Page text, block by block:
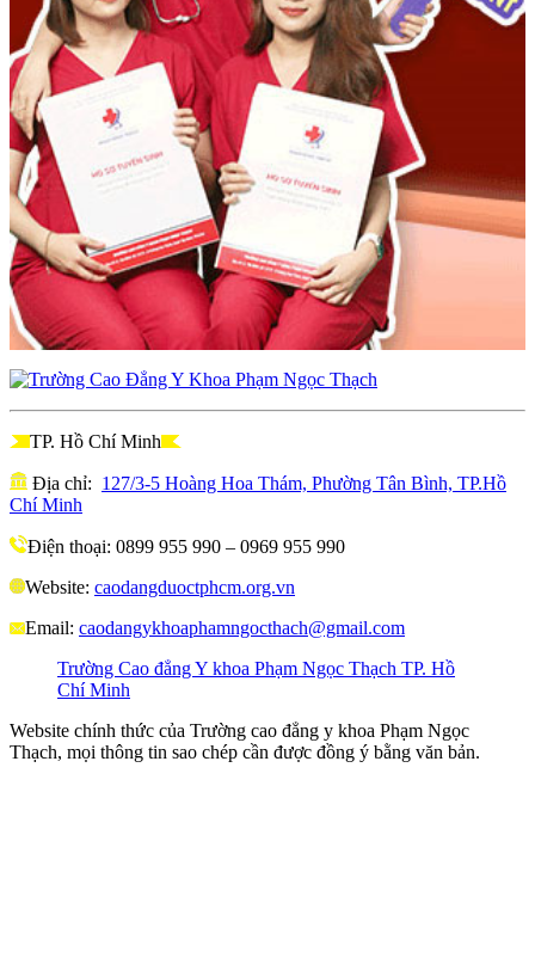
TP. Hồ Chí Minh
Địa chỉ: 127/3-5 Hoàng Hoa Thám, Phường Tân Bình, TP.Hồ
Chí Minh
Điện thoại: 0899 955 990 – 0969 955 990
Website: caodangduoctphcm.org.vn
Email: caodangykhoaphamngocthach@gmail.com
Trường Cao đẳng Y khoa Phạm Ngọc Thạch TP. Hồ
Chí Minh
Website chính thức của Trường cao đẳng y khoa Phạm Ngọc
Thạch, mọi thông tin sao chép cần được đồng ý bằng văn bản.